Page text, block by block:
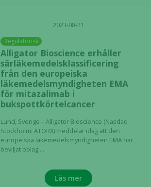
2023-08-21
Regulatorisk
Alligator Bioscience erhåller
särläkemedelsklassificering
från den europeiska
läkemedelsmyndigheten EMA
för mitazalimab i
bukspottkörtelcancer
Lund, Sverige – Alligator Bioscience (Nasdaq
Stockholm: ATORX) meddelar idag att den
europeiska läkemedelsmyndigheten EMA har
beviljat bolag ...
Läs mer
Statistik
För att vi ska
förbättra
hemsidans
funktionalitet
och
hur hemsidan
används.